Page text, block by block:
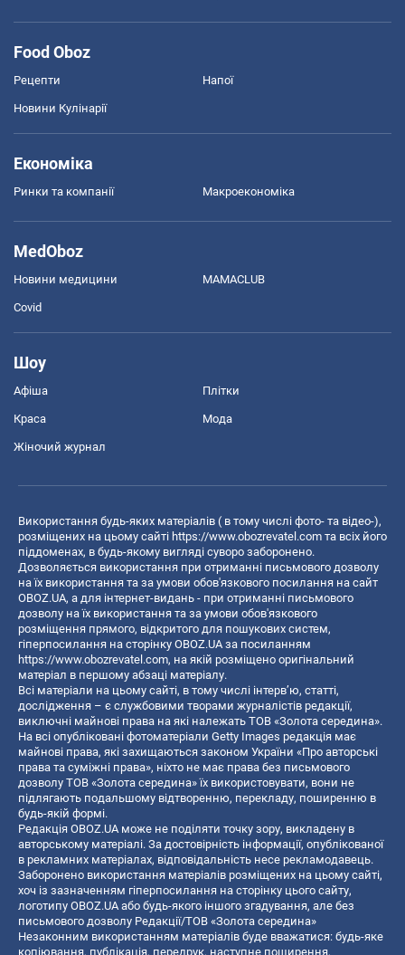
Food Oboz
Рецепти Напої
Новини Кулінарії
Економіка
Ринки та компанії Макроекономіка
MedOboz
Новини медицини MAMACLUB
Covid
Шоу
Афіша Плітки
Краса Мода
Жіночий журнал
Використання будь-яких матеріалів ( в тому числі фото- та відео-),
розміщених на цьому сайті https://www.obozrevatel.com та всіх його
піддоменах, в будь-якому вигляді суворо заборонено.
Дозволяється використання при отриманні письмового дозволу
на їх використання та за умови обов'язкового посилання на сайт
OBOZ.UA, а для інтернет-видань - при отриманні письмового
дозволу на їх використання та за умови обов'язкового
розміщення прямого, відкритого для пошукових систем,
гіперпосилання на сторінку OBOZ.UA за посиланням
https://www.obozrevatel.com, на якій розміщено оригінальний
матеріал в першому абзаці матеріалу.
Всі матеріали на цьому сайті, в тому числі інтерв’ю, статті,
дослідження – є службовими творами журналістів редакції,
виключні майнові права на які належать ТОВ «Золота середина».
На всі опубліковані фотоматеріали Getty Images редакція має
майнові права, які захищаються законом України «Про авторські
права та суміжні права», ніхто не має права без письмового
дозволу ТОВ «Золота середина» їх використовувати, вони не
підлягають подальшому відтворенню, перекладу, поширенню в
будь-якій формі.
Редакція OBOZ.UA може не поділяти точку зору, викладену в
авторському матеріалі. За достовірність інформації, опублікованої
в рекламних матеріалах, відповідальність несе рекламодавець.
Заборонено використання матеріалів розміщених на цьому сайті,
хоч із зазначенням гіперпосилання на сторінку цього сайту,
логотипу OBOZ.UA або будь-якого іншого згадування, але без
письмового дозволу Редакції/ТОВ «Золота середина»
Незаконним використанням матеріалів буде вважатися: будь-яке
копiювання, публiкацiя, передрук, наступне поширення,